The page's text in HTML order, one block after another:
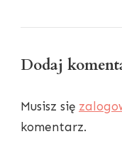
Dodaj
Musisz się
komentarz.